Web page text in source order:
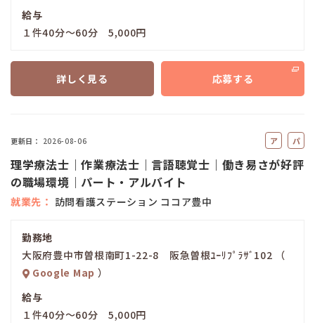
給与
１件40分～60分 5,000円
詳しく見る 応募する
更新日 2026-08-06
ア
バ
パ
ト
理学療法士｜作業療法士｜言語聴覚士｜働き易さが好評
の職場環境｜パート・アルバイト
就業先 訪問看護ステーション ココア豊中
勤務地
大阪府豊中市曽根南町1-22-8 阪急曽根ﾕｰﾘﾌﾟﾗｻﾞ102 （
Google Map ）
給与
１件40分～60分 5,000円